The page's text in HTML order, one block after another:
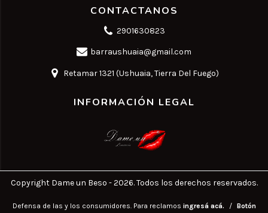
CONTACTANOS
2901630823
barraushuaia@gmail.com
Retamar 1321 (Ushuaia, Tierra Del Fuego)
INFORMACIÓN LEGAL
Copyright Dame un Beso - 2026. Todos los derechos reservados.
Defensa de las y los consumidores. Para reclamos ingresá acá. /
Botón